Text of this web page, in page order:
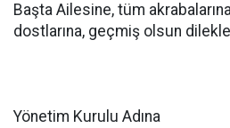
Başta Ailesine, tüm
dostlarına, geçmiş olsun
Yönetim Kurulu Adına